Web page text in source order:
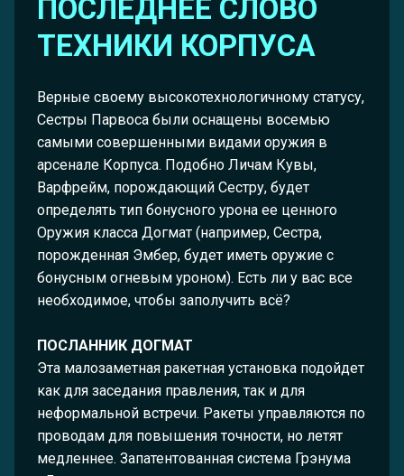
ПОСЛЕДНЕЕ СЛОВО
ТЕХНИКИ КОРПУСА
Верные своему высокотехнологичному статусу,
Сестры Парвоса были оснащены восемью
самыми совершенными видами оружия в
арсенале Корпуса. Подобно Личам Кувы,
Варфрейм, порождающий Сестру, будет
определять тип бонусного урона ее ценного
Оружия класса Догмат (например, Сестра,
порожденная Эмбер, будет иметь оружие с
бонусным огневым уроном). Есть ли у вас все
необходимое, чтобы заполучить всё?
ПОСЛАННИК ДОГМАТ
Эта малозаметная ракетная установка подойдет
как для заседания правления, так и для
неформальной встречи. Ракеты управляются по
проводам для повышения точности, но летят
медленнее. Запатентованная система Грэнума